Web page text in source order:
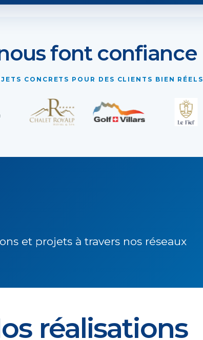
font confiance
CONCRETS POUR DES CLIENTS BIEN RÉELS
et projets à travers nos réseaux
réalisations